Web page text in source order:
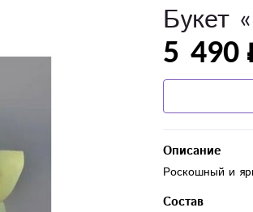
Букет
5 490
Описание
Роскошный и
Состав